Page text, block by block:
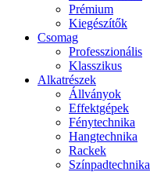
Prémium
Kiegészítők
Csomag
Professzionális
Klasszikus
Alkatrészek
Állványok
Effektgépek
Fénytechnika
Hangtechnika
Rackek
Színpadtechnika